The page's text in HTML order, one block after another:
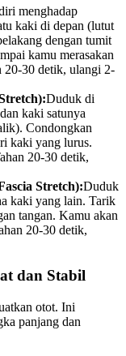
menghadap
kaki di depan (lutut
dengan tumit
kamu merasakan
20-30 detik, ulangi 2-
Duduk di
kaki satunya
Condongkan
kaki yang lurus.
20-30 detik,
Stretch):Duduk
kaki yang lain. Tarik
tangan. Kamu akan
20-30 detik,
dan Stabil
otot. Ini
panjang dan